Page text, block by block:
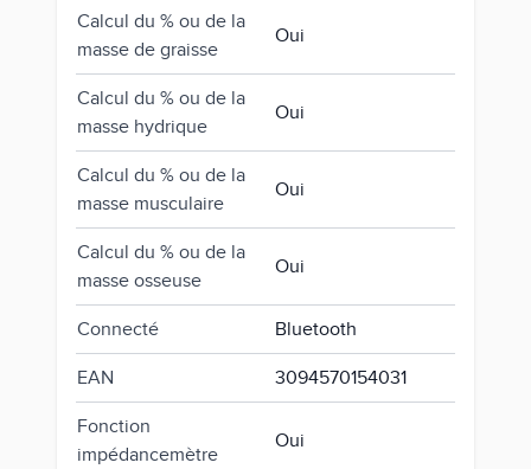
Calcul du % ou de la
masse de graisse
Oui
Calcul du % ou de la
masse hydrique
Oui
Calcul du % ou de la
masse musculaire
Oui
Calcul du % ou de la
masse osseuse
Oui
Connecté Bluetooth
EAN 3094570154031
Fonction
impédancemètre
Oui